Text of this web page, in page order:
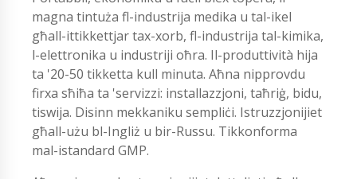
magna tintuża fl-industrija medika u tal-ikel
għall-ittikkettjar tax-xorb, fl-industrija tal-kimika,
l-elettronika u industriji oħra. Il-produttività hija
ta '20-50 tikketta kull minuta. Aħna nipprovdu
firxa sħiħa ta 'servizzi: installazzjoni, taħriġ, bidu,
tiswija. Disinn mekkaniku sempliċi. Istruzzjonijiet
għall-użu bl-Ingliż u bir-Russu. Tikkonforma
mal-istandard GMP.